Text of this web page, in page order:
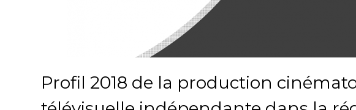
Profil 2018 de la production